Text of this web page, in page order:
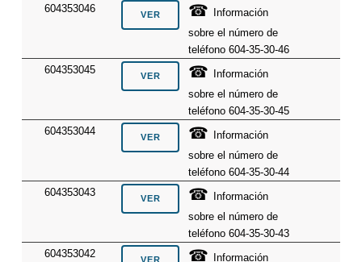
604353046
☎ Información
sobre el número de
teléfono 604-35-30-46
604353045
☎ Información
sobre el número de
teléfono 604-35-30-45
604353044
☎ Información
sobre el número de
teléfono 604-35-30-44
604353043
☎ Información
sobre el número de
teléfono 604-35-30-43
604353042
☎ Información